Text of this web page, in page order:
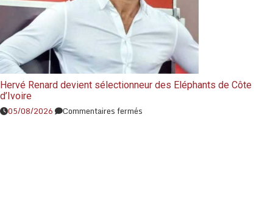
Hervé Renard devient sélectionneur des Eléphants de Côte
d’Ivoire
05/08/2026 Commentaires fermés